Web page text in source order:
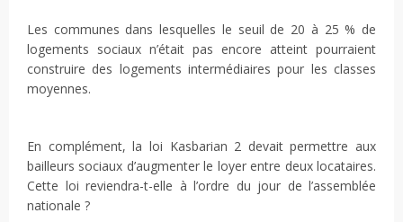
Les communes dans lesquelles le seuil de 20 à 25 % de
logements sociaux n’était pas encore atteint pourraient
construire des logements intermédiaires pour les classes
moyennes.
En complément, la loi Kasbarian 2 devait permettre aux
bailleurs sociaux d’augmenter le loyer entre deux locataires.
Cette loi reviendra-t-elle à l’ordre du jour de l’assemblée
nationale ?